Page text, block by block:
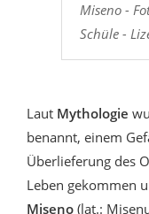
Miseno -
Schüle -
Laut Mythologie
benannt, einem
Überlieferung des
Leben gekommen
Miseno (lat.: